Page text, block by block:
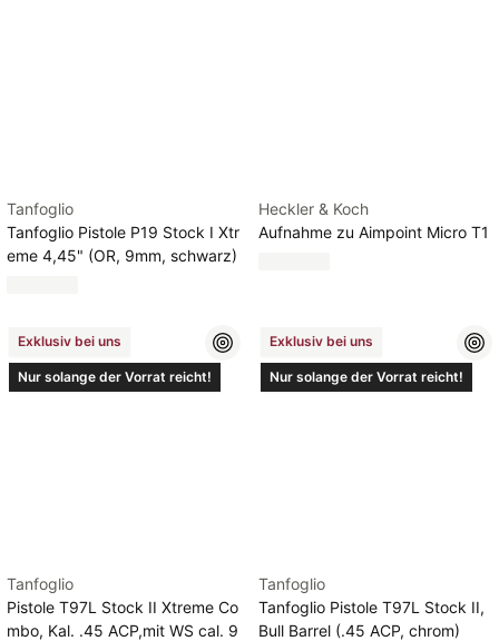
Tanfoglio
Tanfoglio Pistole P19 Stock I Xtr
eme 4,45" (OR, 9mm, schwarz)
Heckler & Koch
Aufnahme zu Aimpoint Micro T1
Exklusiv bei uns
Nur solange der Vorrat reicht!
Tanfoglio
Pistole T97L Stock II Xtreme Co
mbo, Kal. .45 ACP,mit WS cal. 9
Exklusiv bei uns
Nur solange der Vorrat reicht!
Tanfoglio
Tanfoglio Pistole T97L Stock II,
Bull Barrel (.45 ACP, chrom)